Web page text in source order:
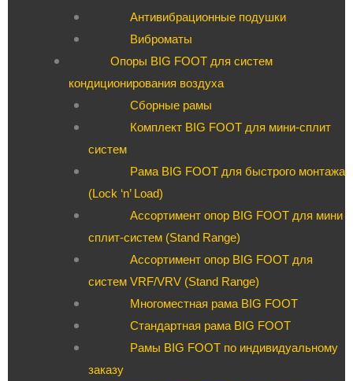
Антивибрационные подушки
Виброматы
Опоры BIG FOOT для систем
кондиционирования воздуха
Сборные рамы
Комплект BIG FOOT для мини-сплит
систем
Рама BIG FOOT для быстрого монтажа
(Lock ‘n’ Load)
Ассортимент опор BIG FOOT для мини
сплит-систем (Stand Range)
Ассортимент опор BIG FOOT для
систем VRF/VRV (Stand Range)
Многоместная рама BIG FOOT
Стандартная рама BIG FOOT
Рамы BIG FOOT по индивидуальному
заказу